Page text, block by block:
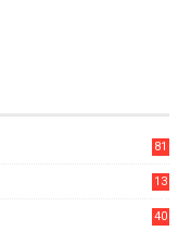
81
13
40